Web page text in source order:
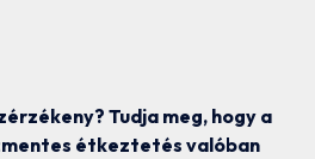
Tudja meg, hogy a
étkeztetés valóban